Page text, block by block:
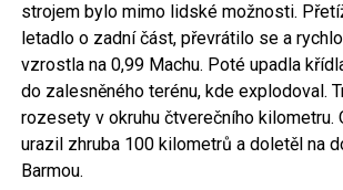
strojem bylo mimo lidské možnosti.
letadlo o zadní část, převrátilo se a
vzrostla na 0,99 Machu. Poté upadla
do zalesněného terénu, kde explodoval.
rozesety v okruhu čtverečního kilometru.
urazil zhruba 100 kilometrů a doletěl na
Barmou.